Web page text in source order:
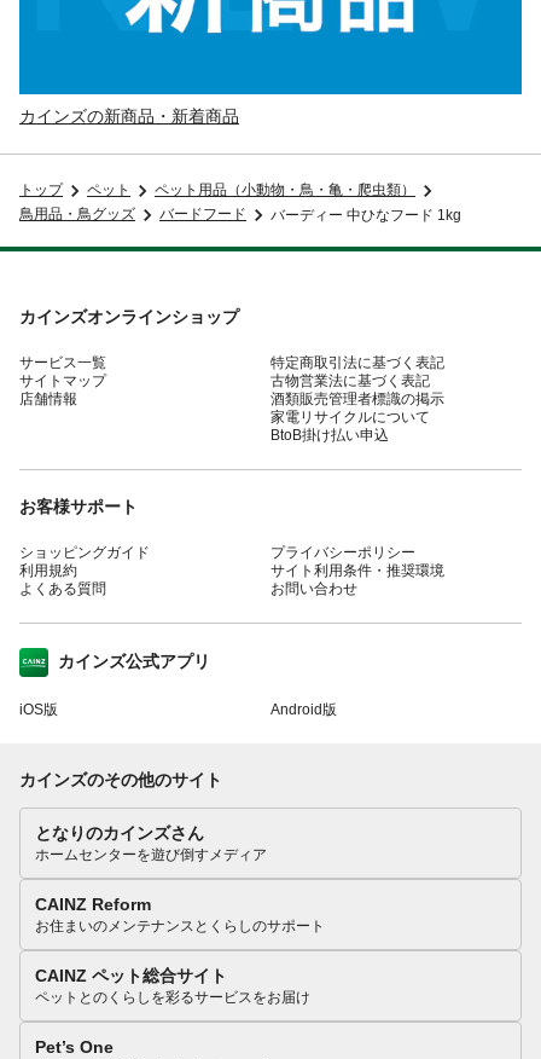
カインズの新商品・新着商品
トップ ペット
ペット用品（小動物・鳥・亀・爬虫類）
鳥用品・鳥グッズ
バードフード バーディー 中ひなフード 1kg
カインズオンラインショップ
サービス一覧
サイトマップ
店舗情報
特定商取引法に基づく表記
古物営業法に基づく表記
酒類販売管理者標識の掲示
家電リサイクルについて
BtoB掛け払い申込
お客様サポート
ショッピングガイド
利用規約
よくある質問
プライバシーポリシー
サイト利用条件・推奨環境
お問い合わせ
カインズ公式アプリ
iOS版 Android版
カインズのその他のサイト
となりのカインズさん
ホームセンターを遊び倒すメディア
CAINZ Reform
お住まいのメンテナンスとくらしのサポート
CAINZ ペット総合サイト
ペットとのくらしを彩るサービスをお届け
Pet’s One